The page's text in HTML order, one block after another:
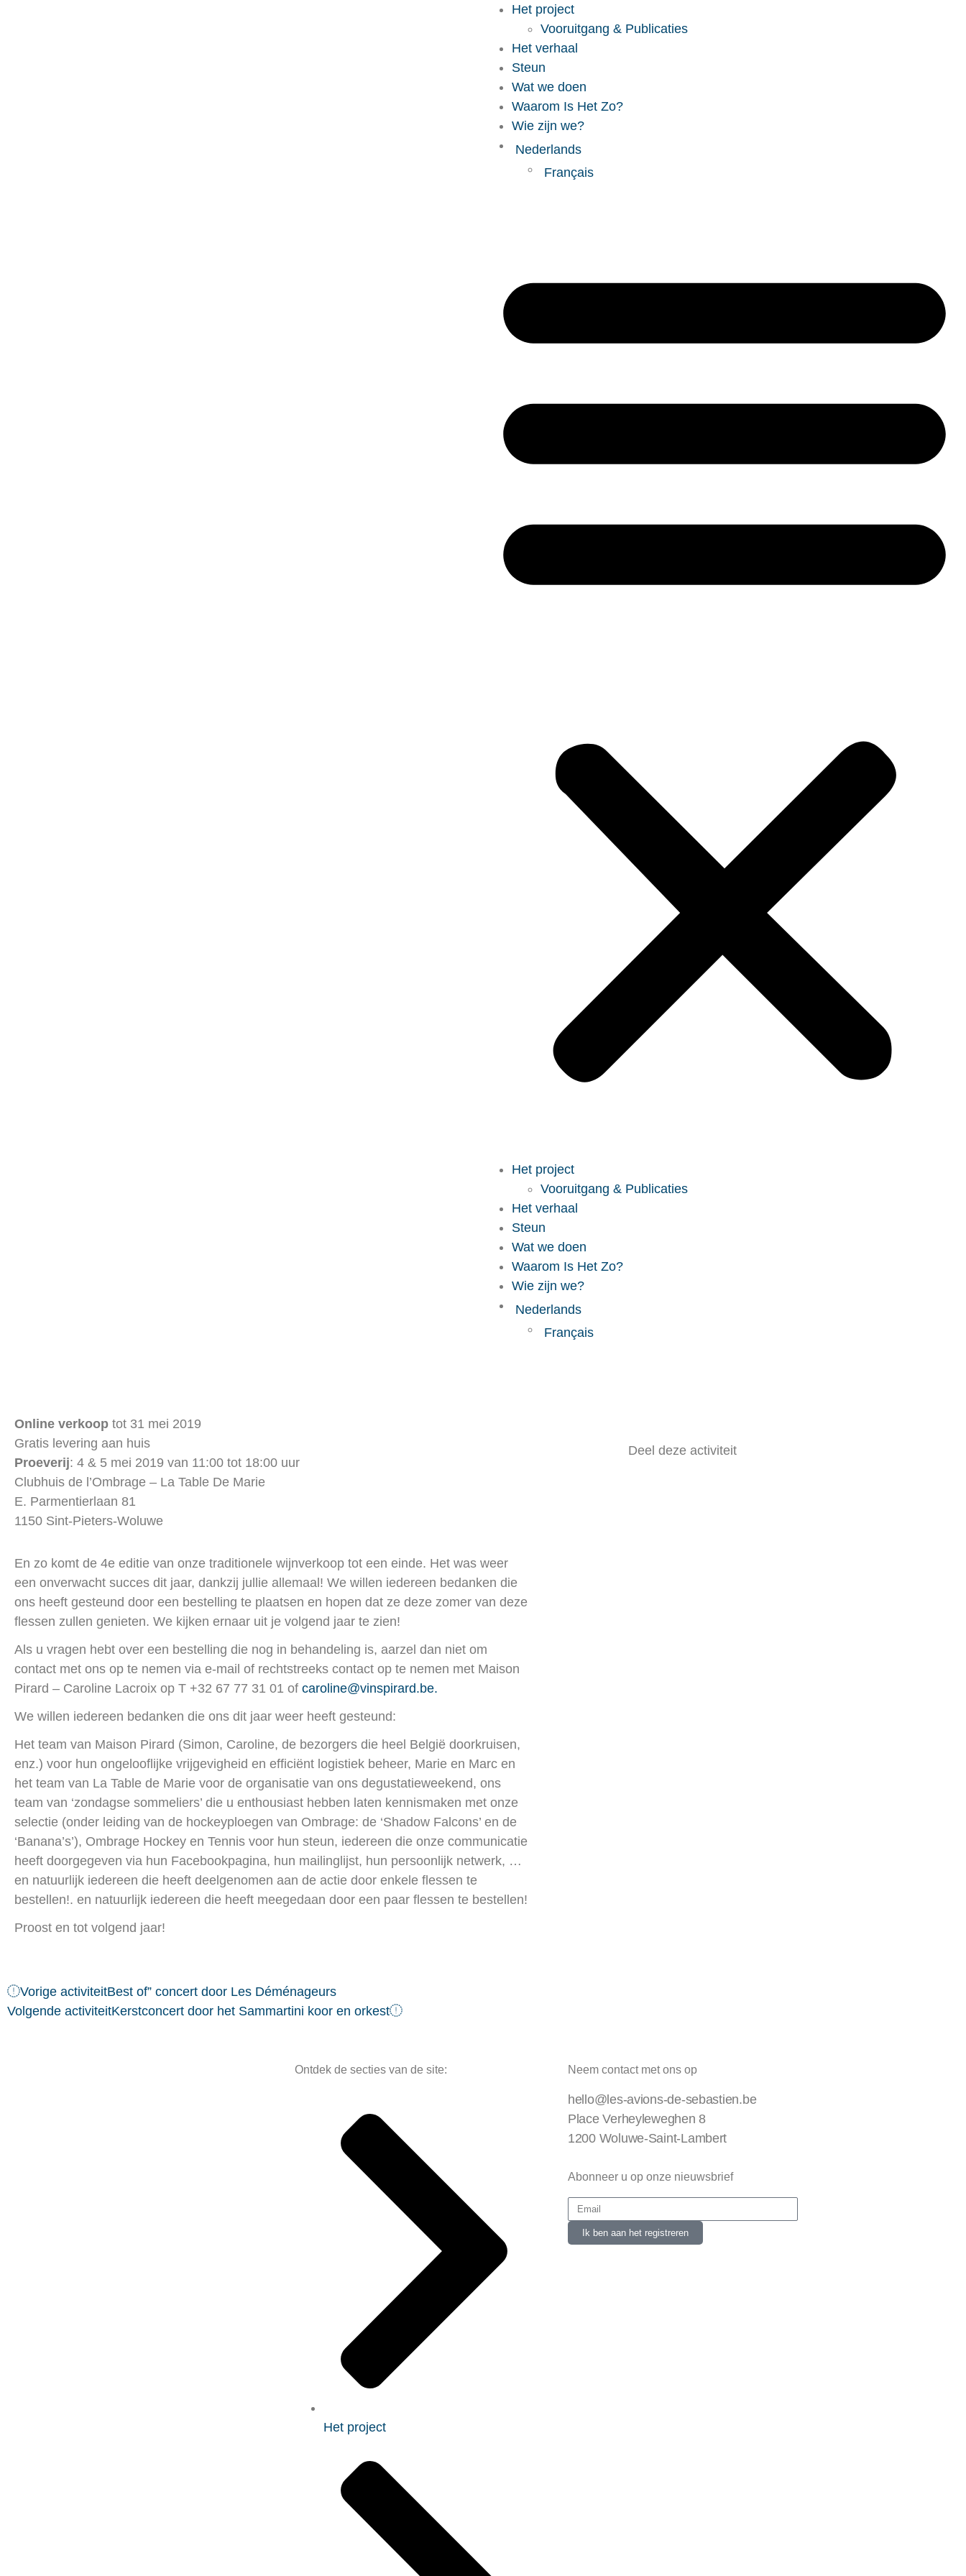
Het project
Vooruitgang & Publicaties
Het verhaal
Steun
Wat we doen
Waarom Is Het Zo?
Wie zijn we?
Nederlands
Français
Het project
Vooruitgang & Publicaties
Het verhaal
Steun
Wat we doen
Waarom Is Het Zo?
Wie zijn we?
Nederlands
Français
Online verkoop tot 31 mei 2019
Gratis levering aan huis
Proeverij: 4 & 5 mei 2019 van 11:00 tot 18:00 uur
Clubhuis de l’Ombrage – La Table De Marie
E. Parmentierlaan 81
1150 Sint-Pieters-Woluwe
En zo komt de 4e editie van onze traditionele wijnverkoop tot een einde. Het was weer
een onverwacht succes dit jaar, dankzij jullie allemaal! We willen iedereen bedanken die
ons heeft gesteund door een bestelling te plaatsen en hopen dat ze deze zomer van deze
flessen zullen genieten. We kijken ernaar uit je volgend jaar te zien!
Als u vragen hebt over een bestelling die nog in behandeling is, aarzel dan niet om
contact met ons op te nemen via e-mail of rechtstreeks contact op te nemen met Maison
Pirard – Caroline Lacroix op T +32 67 77 31 01 of caroline@vinspirard.be.
We willen iedereen bedanken die ons dit jaar weer heeft gesteund:
Het team van Maison Pirard (Simon, Caroline, de bezorgers die heel België doorkruisen,
enz.) voor hun ongelooflijke vrijgevigheid en efficiënt logistiek beheer, Marie en Marc en
het team van La Table de Marie voor de organisatie van ons degustatieweekend, ons
team van ‘zondagse sommeliers’ die u enthousiast hebben laten kennismaken met onze
selectie (onder leiding van de hockeyploegen van Ombrage: de ‘Shadow Falcons’ en de
‘Banana’s’), Ombrage Hockey en Tennis voor hun steun, iedereen die onze communicatie
heeft doorgegeven via hun Facebookpagina, hun mailinglijst, hun persoonlijk netwerk, …
en natuurlijk iedereen die heeft deelgenomen aan de actie door enkele flessen te
bestellen!. en natuurlijk iedereen die heeft meegedaan door een paar flessen te bestellen!
Proost en tot volgend jaar!
Deel deze activiteit
Vorige activiteitBest of” concert door Les Déménageurs
Volgende activiteitKerstconcert door het Sammartini koor en orkest
Ontdek de secties van de site:
Het project
Neem contact met ons op
hello@les-avions-de-sebastien.be
Place Verheyleweghen 8
1200 Woluwe-Saint-Lambert
Abonneer u op onze nieuwsbrief
Ik ben aan het registreren